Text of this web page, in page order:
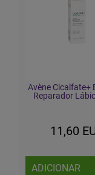
Avène Cicalfate+
Reparador
11,60
ADICIONAR